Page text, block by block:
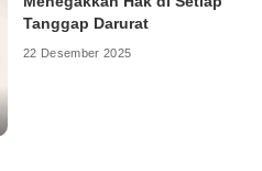
Tanggap Darurat
22 Desember 2025